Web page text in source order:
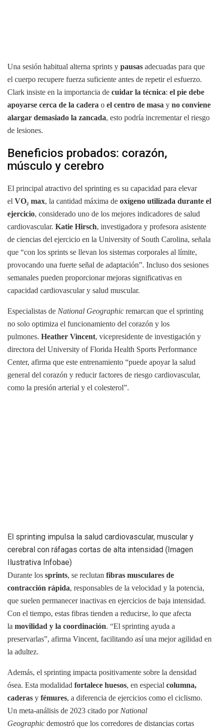
Una sesión habitual alterna sprints y pausas adecuadas para que
el cuerpo recupere fuerza suficiente antes de repetir el esfuerzo.
Clark insiste en la importancia de cuidar la técnica: el pie debe
apoyarse cerca de la cadera o el centro de masa y no conviene
alargar demasiado la zancada, esto podría incrementar el riesgo
de lesiones.
Beneficios probados: corazón,
músculo y cerebro
El principal atractivo del sprinting es su capacidad para elevar
el VO₂ max, la cantidad máxima de oxígeno utilizada durante el
ejercicio, considerado uno de los mejores indicadores de salud
cardiovascular. Katie Hirsch, investigadora y profesora asistente
de ciencias del ejercicio en la University of South Carolina, señala
que “con los sprints se llevan los sistemas corporales al límite,
provocando una fuerte señal de adaptación”. Incluso dos sesiones
semanales pueden proporcionar mejoras significativas en
capacidad cardiovascular y salud muscular.
Especialistas de National Geographic remarcan que el sprinting
no solo optimiza el funcionamiento del corazón y los
pulmones. Heather Vincent, vicepresidente de investigación y
directora del University of Florida Health Sports Performance
Center, afirma que este entrenamiento “puede apoyar la salud
general del corazón y reducir factores de riesgo cardiovascular,
como la presión arterial y el colesterol”.
El sprinting impulsa la salud cardiovascular, muscular y
cerebral con ráfagas cortas de alta intensidad (Imagen
Ilustrativa Infobae)
Durante los sprints, se reclutan fibras musculares de
contracción rápida, responsables de la velocidad y la potencia,
que suelen permanecer inactivas en ejercicios de baja intensidad.
Con el tiempo, estas fibras tienden a reducirse, lo que afecta
la movilidad y la coordinación. “El sprinting ayuda a
preservarlas”, afirma Vincent, facilitando así una mejor agilidad en
la adultez.
Además, el sprinting impacta positivamente sobre la densidad
ósea. Esta modalidad fortalece huesos, en especial columna,
caderas y fémures, a diferencia de ejercicios como el ciclismo.
Un meta-análisis de 2023 citado por National
Geographic demostró que los corredores de distancias cortas